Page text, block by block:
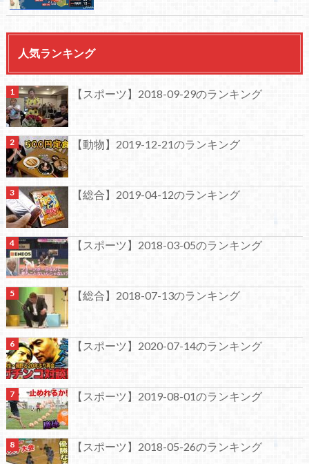
人気ランキング
【スポーツ】2018-09-29のランキング
【動物】2019-12-21のランキング
【総合】2019-04-12のランキング
【スポーツ】2018-03-05のランキング
【総合】2018-07-13のランキング
【スポーツ】2020-07-14のランキング
【スポーツ】2019-08-01のランキング
【スポーツ】2018-05-26のランキング